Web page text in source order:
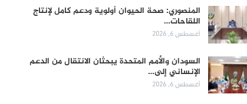
المنصوري: صحة الحيوان أولوية ودعم كامل لإنتاج
اللقاحات…
أغسطس 6, 2026
السودان والأمم المتحدة يبحثان الانتقال من الدعم
الإنساني إلى…
أغسطس 6, 2026